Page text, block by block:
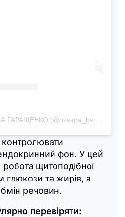
Публикация от ОКСАНА ГАРАЩЕНКО (@oksana_harashchenko)
фон. У цей
робота щитоподібної
глюкози та жирів, а
речовин.
перевіряти: